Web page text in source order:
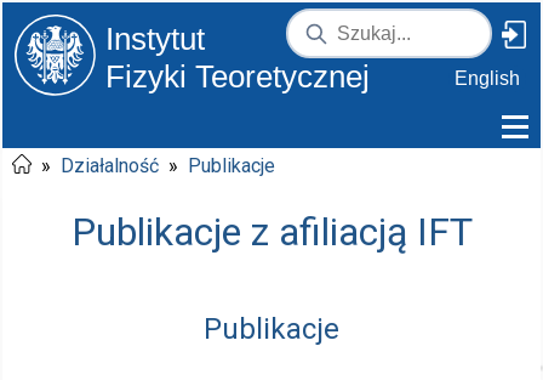
Instytut
Fizyki Teoretycznej
English
» Działalność » Publikacje
Publikacje z afiliacją IFT
Publikacje